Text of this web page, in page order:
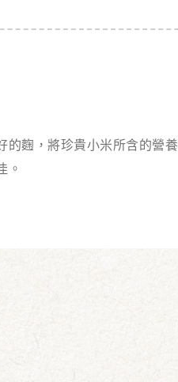
的麴，將珍貴小米所含的營養
。